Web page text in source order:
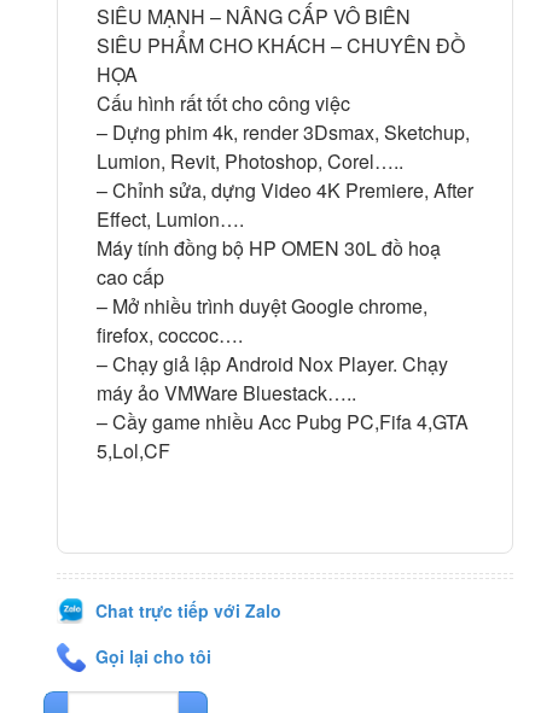
SIÊU MẠNH – NÂNG CẤP VÔ BIÊN
SIÊU PHẨM CHO KHÁCH – CHUYÊN ĐỒ
HỌA
Cấu hình rất tốt cho công việc
– Dựng phim 4k, render 3Dsmax, Sketchup,
Lumion, Revit, Photoshop, Corel…..
– Chỉnh sửa, dựng Video 4K Premiere, After
Effect, Lumion….
Máy tính đồng bộ HP OMEN 30L đồ hoạ
cao cấp
– Mở nhiều trình duyệt Google chrome,
firefox, coccoc….
– Chạy giả lập Android Nox Player. Chạy
máy ảo VMWare Bluestack…..
– Cầy game nhiều Acc Pubg PC,Fifa 4,GTA
5,Lol,CF
Chat trực tiếp với Zalo
Gọi lại cho tôi
HP OMEN 30L Gaming, Core i9 11900KF, VGA GTX 1660s 6GR6,